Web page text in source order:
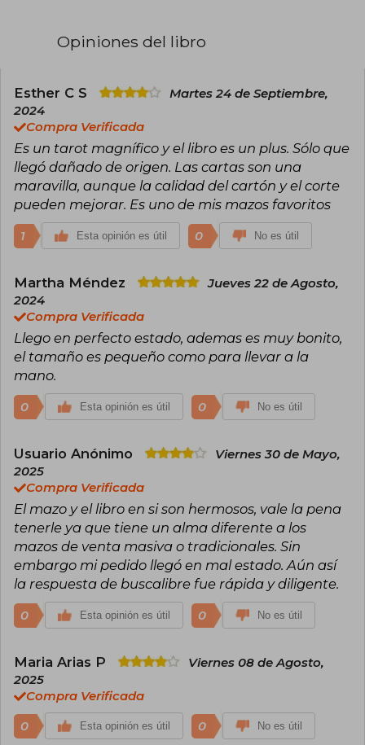
Opiniones del libro
Esther C S
Martes 24 de Septiembre,
2024
Compra Verificada
Es un tarot magnífico y el libro es un plus. Sólo que
llegó dañado de origen. Las cartas son una
maravilla, aunque la calidad del cartón y el corte
pueden mejorar. Es uno de mis mazos favoritos
1 Esta opinión es útil 0 No es útil
Martha Méndez
Jueves 22 de Agosto,
2024
Compra Verificada
Llego en perfecto estado, ademas es muy bonito,
el tamaño es pequeño como para llevar a la
mano.
0 Esta opinión es útil 0 No es útil
Usuario Anónimo
Viernes 30 de Mayo,
2025
Compra Verificada
El mazo y el libro en si son hermosos, vale la pena
tenerle ya que tiene un alma diferente a los
mazos de venta masiva o tradicionales. Sin
embargo mi pedido llegó en mal estado. Aún así
la respuesta de buscalibre fue rápida y diligente.
0 Esta opinión es útil 0 No es útil
Maria Arias P
Viernes 08 de Agosto,
2025
Compra Verificada
0 Esta opinión es útil 0 No es útil